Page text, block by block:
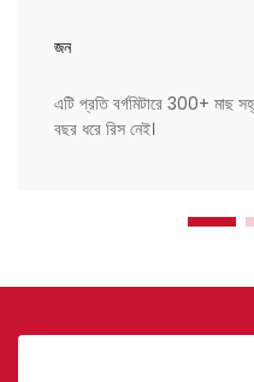
জন
এটি প্রতি বর্গমিটারে 300+ মাছ
বছর ধরে রিস নেই।